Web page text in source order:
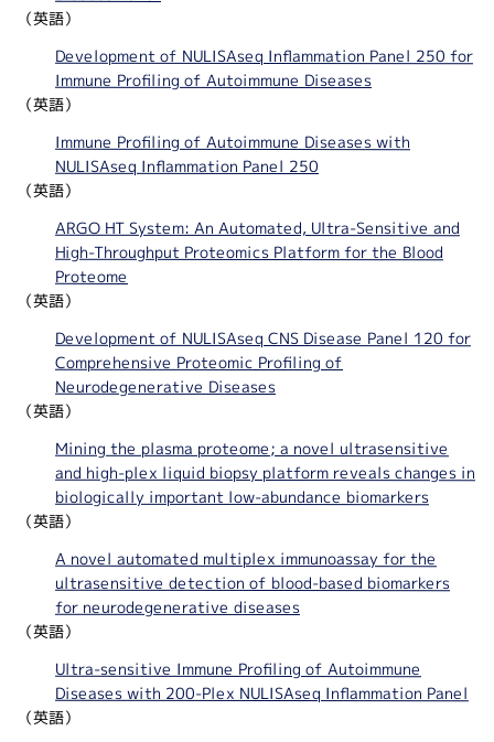
（英語）
Development of NULISAseq Inflammation Panel 250 for
Immune Profiling of Autoimmune Diseases
（英語）
Immune Profiling of Autoimmune Diseases with
NULISAseq Inflammation Panel 250
（英語）
ARGO HT System: An Automated, Ultra-Sensitive and
High-Throughput Proteomics Platform for the Blood
Proteome
（英語）
Development of NULISAseq CNS Disease Panel 120 for
Comprehensive Proteomic Profiling of
Neurodegenerative Diseases
（英語）
Mining the plasma proteome; a novel ultrasensitive
and high-plex liquid biopsy platform reveals changes in
biologically important low-abundance biomarkers
（英語）
A novel automated multiplex immunoassay for the
ultrasensitive detection of blood-based biomarkers
for neurodegenerative diseases
（英語）
Ultra-sensitive Immune Profiling of Autoimmune
Diseases with 200-Plex NULISAseq Inflammation Panel
（英語）